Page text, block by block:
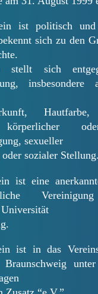
ist politisch und
sich zu den
stellt sich
insbesondere
Hautfarbe,
sexueller
sozialer Stellung.
ist eine
ist in das
Braunschweig